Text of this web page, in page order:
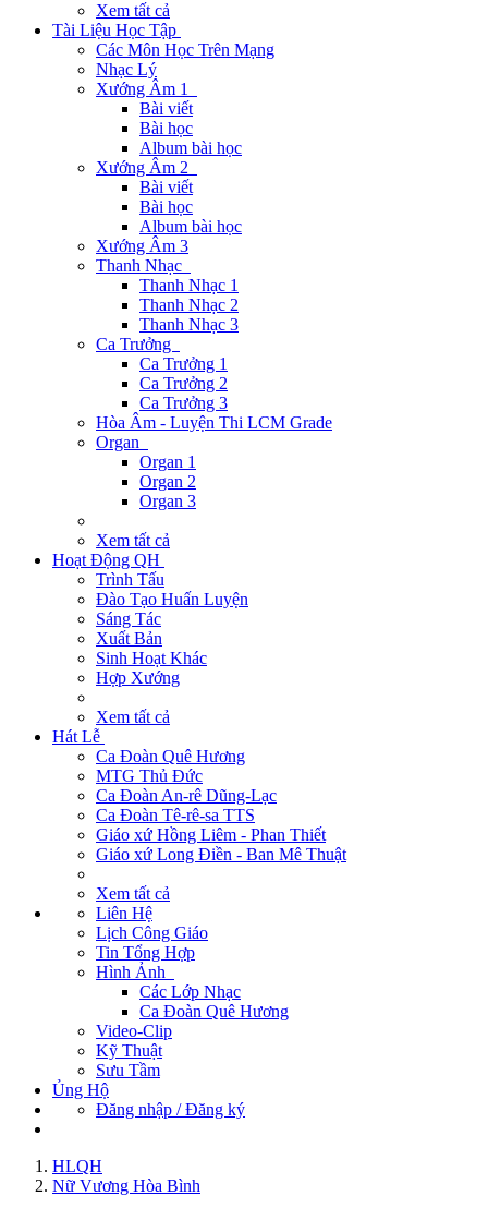
Xem tất cả
Tài Liệu Học Tập
Các Môn Học Trên Mạng
Nhạc Lý
Xướng Âm 1
Bài viết
Bài học
Album bài học
Xướng Âm 2
Bài viết
Bài học
Album bài học
Xướng Âm 3
Thanh Nhạc
Thanh Nhạc 1
Thanh Nhạc 2
Thanh Nhạc 3
Ca Trưởng
Ca Trưởng 1
Ca Trưởng 2
Ca Trưởng 3
Hòa Âm - Luyện Thi LCM Grade
Organ
Organ 1
Organ 2
Organ 3
Xem tất cả
Hoạt Động QH
Trình Tấu
Đào Tạo Huấn Luyện
Sáng Tác
Xuất Bản
Sinh Hoạt Khác
Hợp Xướng
Xem tất cả
Hát Lễ
Ca Đoàn Quê Hương
MTG Thủ Đức
Ca Đoàn An-rê Dũng-Lạc
Ca Đoàn Tê-rê-sa TTS
Giáo xứ Hồng Liêm - Phan Thiết
Giáo xứ Long Điền - Ban Mê Thuật
Xem tất cả
Liên Hệ
Lịch Công Giáo
Tin Tổng Hợp
Hình Ảnh
Các Lớp Nhạc
Ca Đoàn Quê Hương
Video-Clip
Kỹ Thuật
Sưu Tầm
Ủng Hộ
Đăng nhập / Đăng ký
HLQH
Nữ Vương Hòa Bình